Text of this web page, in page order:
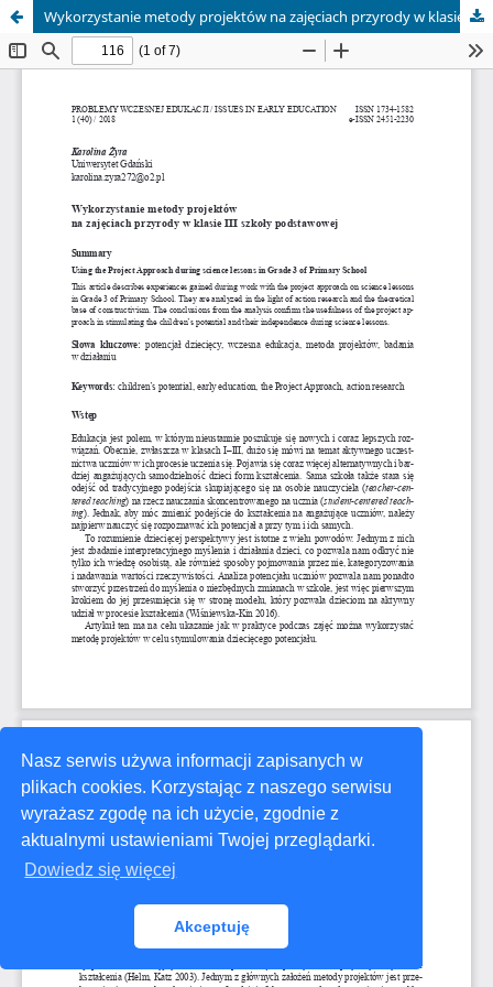
Nasz serwis używa informacji zapisanych w
plikach cookies. Korzystając z naszego serwisu
wyrażasz zgodę na ich użycie, zgodnie z
aktualnymi ustawieniami Twojej przeglądarki.
Dowiedz się więcej
Akceptuję
Wykorzystanie metody projektów na zajęciach przyrody w klasie III szkoły podstawowej